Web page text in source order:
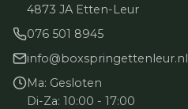
4873 JA Etten-Leur
076 501 8945
info@boxspringettenleur.nl
Ma: Gesloten
Di-Za: 10:00 - 17:00